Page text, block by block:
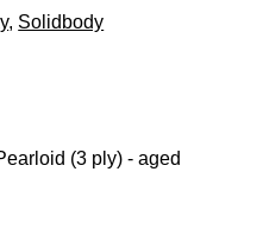
, Solidbody
(3 ply) - aged